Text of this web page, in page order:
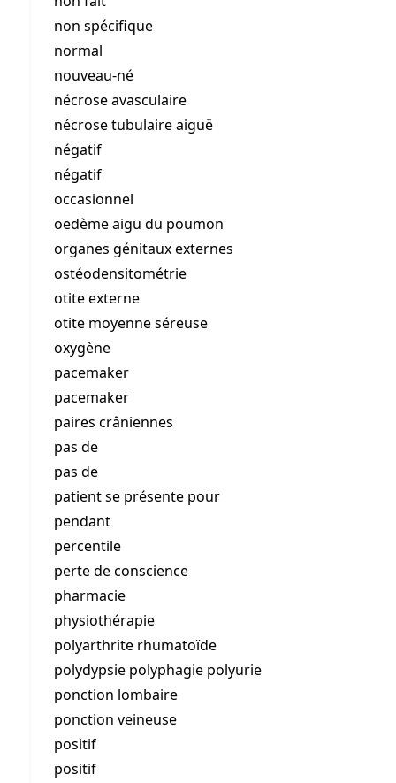
non spécifique
normal
nouveau-né
nécrose avasculaire
nécrose tubulaire aiguë
négatif
négatif
occasionnel
oedème aigu du poumon
organes génitaux externes
ostéodensitométrie
otite externe
otite moyenne séreuse
oxygène
pacemaker
pacemaker
paires crâniennes
pas de
pas de
patient se présente pour
pendant
percentile
perte de conscience
pharmacie
physiothérapie
polyarthrite rhumatoïde
polydypsie polyphagie polyurie
ponction lombaire
ponction veineuse
positif
positif